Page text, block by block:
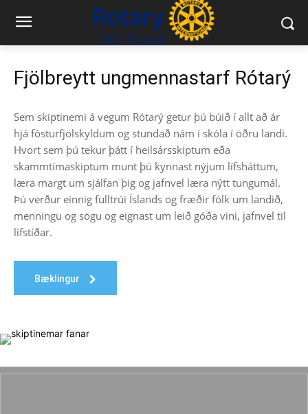
Fjölbreytt ungmennastarf Rótarý
Sem skiptinemi á vegum Rótarý getur þú búið í allt að ár
hjá fósturfjölskyldum og stundað nám í skóla í öðru landi.
Hvort sem þú tekur þátt í heilsársskiptum eða
skammtímaskiptum munt þú kynnast nýjum lífsháttum,
læra margt um sjálfan þig og jafnvel læra nýtt tungumál.
Þú verður einnig fulltrúi Íslands og fræðir fólk um landið,
menningu og sögu og eignast um leið góða vini, jafnvel til
lífstíðar.
Bæklingur